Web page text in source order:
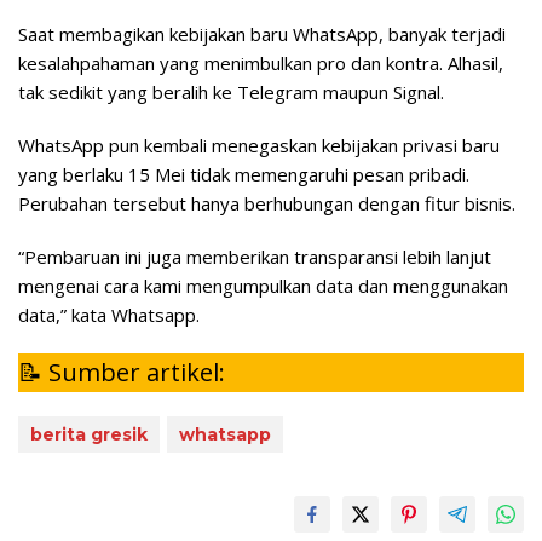
Saat membagikan kebijakan baru WhatsApp, banyak terjadi
kesalahpahaman yang menimbulkan pro dan kontra. Alhasil,
tak sedikit yang beralih ke Telegram maupun Signal.
WhatsApp pun kembali menegaskan kebijakan privasi baru
yang berlaku 15 Mei tidak memengaruhi pesan pribadi.
Perubahan tersebut hanya berhubungan dengan fitur bisnis.
“Pembaruan ini juga memberikan transparansi lebih lanjut
mengenai cara kami mengumpulkan data dan menggunakan
data,” kata Whatsapp.
📝 Sumber artikel:
berita gresik whatsapp